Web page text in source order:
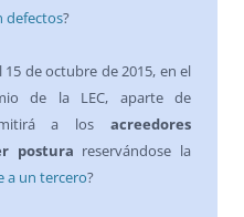
defectos?
de octubre de 2015, en el
de la LEC, aparte de
a los acreedores
postura reservándose la
a un tercero?